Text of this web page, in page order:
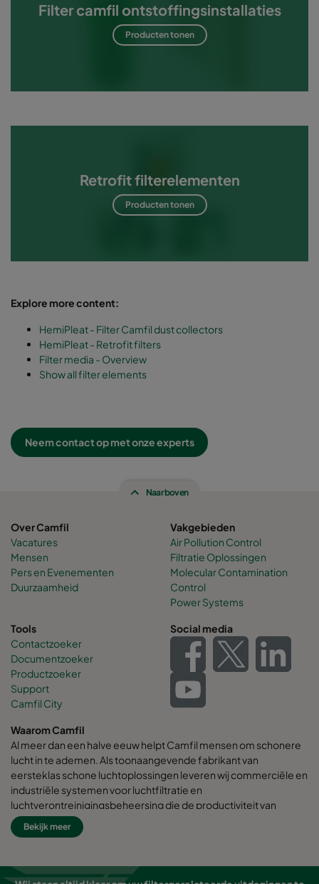
Filter camfil ontstoffingsinstallaties
Producten tonen
Retrofit filterelementen
Producten tonen
Explore more content:
HemiPleat - Filter Camfil dust collectors
HemiPleat - Retrofit filters
Filter media - Overview
Show all filter elements
Neem contact op met onze experts
Naar boven
Over Camfil
Vacatures
Mensen
Pers en Evenementen
Duurzaamheid
Vakgebieden
Air Pollution Control
Filtratie Oplossingen
Molecular Contamination
Control
Power Systems
Tools
Contactzoeker
Documentzoeker
Productzoeker
Support
Camfil City
Social media
Waarom Camfil
Al meer dan een halve eeuw helpt Camfil mensen om schonere
lucht in te ademen. Als toonaangevende fabrikant van
eersteklas schone luchtoplossingen leveren wij commerciële en
industriële systemen voor luchtfiltratie en
luchtverontreinigingsbeheersing die de productiviteit van
werknemers en apparatuur verbeteren, het energieverbruik
minimaliseren en de menselijke gezondheid en het milieu ten
Wij zijn ervan overtuigd dat de beste oplossingen voor onze
Bekijk meer